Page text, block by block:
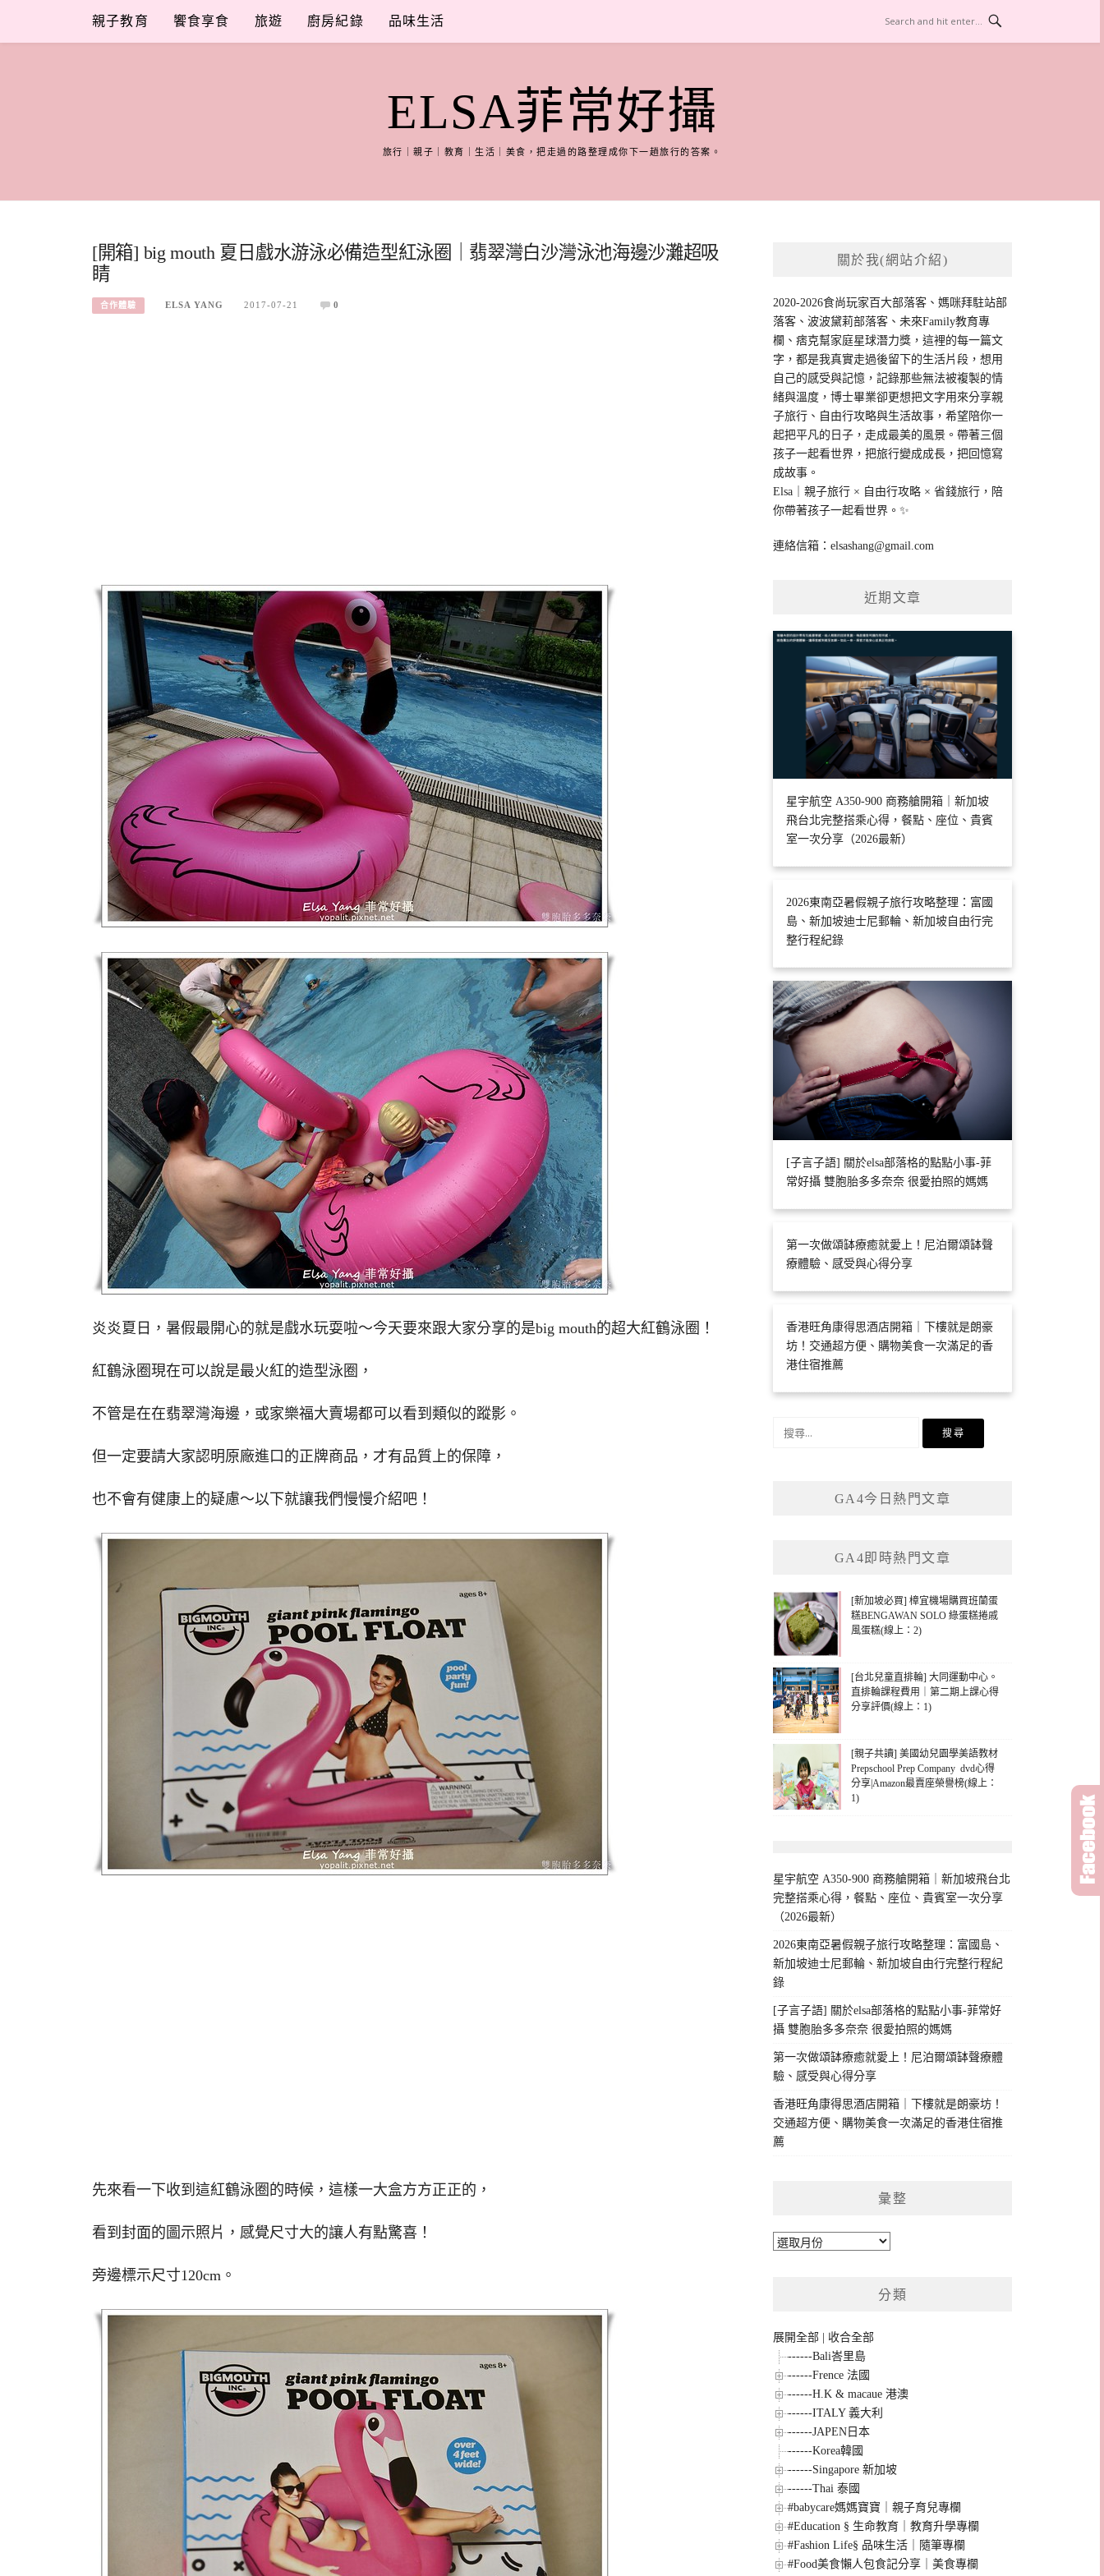
content
親子教育 饗食享食 旅遊 廚房紀錄 品味生活
ELSA菲常好攝
旅行｜親子｜教育｜生活｜美食，把走過的路整理成你下一趟旅行的答案。
[開箱] big mouth 夏日戲水游泳必備造型紅泳圈｜翡翠灣白沙灣泳池海邊沙灘超吸
睛
合作體驗 ELSA YANG 2017-07-21 0
炎炎夏日，暑假最開心的就是戲水玩耍啦～今天要來跟大家分享的是big mouth的超大紅鶴泳圈！
紅鶴泳圈現在可以說是最火紅的造型泳圈，
不管是在在翡翠灣海邊，或家樂福大賣場都可以看到類似的蹤影。
但一定要請大家認明原廠進口的正牌商品，才有品質上的保障，
也不會有健康上的疑慮～以下就讓我們慢慢介紹吧！
先來看一下收到這紅鶴泳圈的時候，這樣一大盒方方正正的，
看到封面的圖示照片，感覺尺寸大的讓人有點驚喜！
旁邊標示尺寸120cm。
關於我(網站介紹)
2020-2026食尚玩家百大部落客、媽咪拜駐站部
落客、波波黛莉部落客、未來Family教育專
欄、痞克幫家庭星球潛力獎，這裡的每一篇文
字，都是我真實走過後留下的生活片段，想用
自己的感受與記憶，記錄那些無法被複製的情
緒與溫度，博士畢業卻更想把文字用來分享親
子旅行、自由行攻略與生活故事，希望陪你一
起把平凡的日子，走成最美的風景。帶著三個
孩子一起看世界，把旅行變成成長，把回憶寫
成故事。
Elsa｜親子旅行 × 自由行攻略 × 省錢旅行，陪
你帶著孩子一起看世界。✨
連絡信箱：elsashang@gmail.com
近期文章
星宇航空 A350-900 商務艙開箱｜新加坡
飛台北完整搭乘心得，餐點、座位、貴賓
室一次分享（2026最新）
2026東南亞暑假親子旅行攻略整理：富國
島、新加坡迪士尼郵輪、新加坡自由行完
整行程紀錄
[子言子語] 關於elsa部落格的點點小事-菲
常好攝 雙胞胎多多奈奈 很愛拍照的媽媽
第一次做頌缽療癒就愛上！尼泊爾頌缽聲
療體驗、感受與心得分享
香港旺角康得思酒店開箱｜下樓就是朗豪
坊！交通超方便、購物美食一次滿足的香
港住宿推薦
GA4今日熱門文章
GA4即時熱門文章
[新加坡必買] 樟宜機場購買班蘭蛋
糕BENGAWAN SOLO 綠蛋糕捲戚
風蛋糕(線上：2)
[台北兒童直排輪] 大同運動中心。
直排輪課程費用｜第二期上課心得
分享評價(線上：1)
[親子共讀] 美國幼兒園學美語教材
Prepschool Prep Company dvd心得
分享|Amazon最賣座榮譽榜(線上：
1)
星宇航空 A350-900 商務艙開箱｜新加坡飛台北
完整搭乘心得，餐點、座位、貴賓室一次分享
（2026最新）
2026東南亞暑假親子旅行攻略整理：富國島、
新加坡迪士尼郵輪、新加坡自由行完整行程紀
錄
[子言子語] 關於elsa部落格的點點小事-菲常好
攝 雙胞胎多多奈奈 很愛拍照的媽媽
第一次做頌缽療癒就愛上！尼泊爾頌缽聲療體
驗、感受與心得分享
香港旺角康得思酒店開箱｜下樓就是朗豪坊！
交通超方便、購物美食一次滿足的香港住宿推
薦
彙整
彙
分類
展開全部
收合全部
------Bali峇里島
------Frence 法國
------H.K & macaue 港澳
------ITALY 義大利
------JAPEN日本
------Korea韓國
------Singapore 新加坡
------Thai 泰國
#babycare媽媽寶寶｜親子育兒專欄
#Education § 生命教育｜教育升學專欄
#Fashion Life§ 品味生活｜隨筆專欄
#Food美食懶人包食記分享｜美食專欄